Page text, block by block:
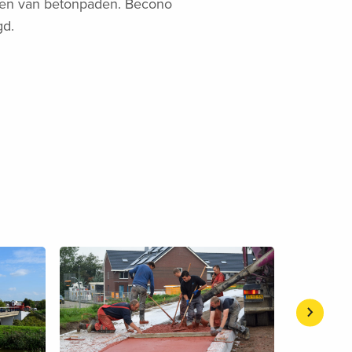
van betonpaden. Becono